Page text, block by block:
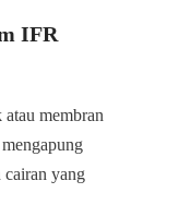
IFR
membran
cairan yang